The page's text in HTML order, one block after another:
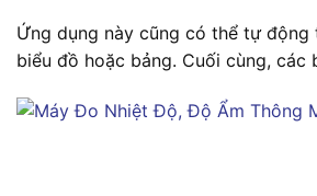
Ứng dụng này cũng có thể tự
biểu đồ hoặc bảng. Cuối cùng,